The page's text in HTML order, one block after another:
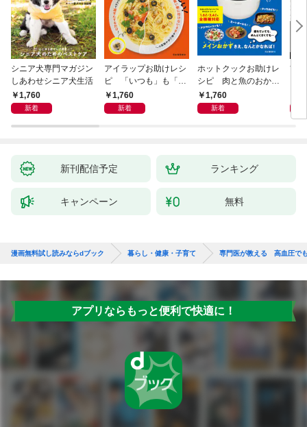
シニア犬専門マガジン
しあわせシニア犬生活
1,760
新着
アイラップお助けレシ
ピ 「いつも」も「も
しも」もおいしい！
1,760
新着
ホットクックお助けレ
シピ 肉と魚のおか
ず 少ない材料＆調味
料で、あとはスイッチ
1,760
新着
首
リ
昇
新刊配信予定 ランキング
キャンペーン 無料
漫画無料試し読みならdブック 暮らし・健康・子育て 専門医が教える 高血圧で
アプリならもっと便利で快適に！